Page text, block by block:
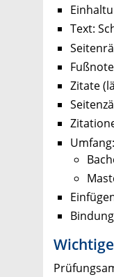
Text:
Zitate
Umfang: